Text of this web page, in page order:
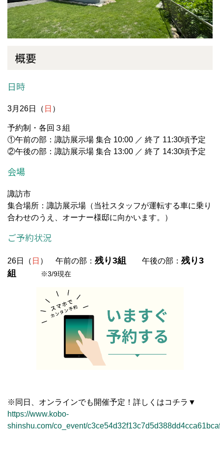
概要
日時
3月26日（ 日 ）
予約制・各回３組
①午前の部：諏訪展示場 集合 10:00 ／ 終了 11:30頃予定
②午後の部：諏訪展示場 集合 13:00 ／ 終了 14:30頃予定
会場
諏訪市
集合場所：諏訪展示場（当社スタッフが運転する車に乗り
合わせのうえ、オーナー様邸に向かいます。）
ご予約状況
26日（ 日 ） 午前の部： 残り3組 午後の部： 残り3
組
※3/9現在
※同日、オンラインでも開催予定！詳しくはコチラ▼
https://www.kobo-
shinshu.com/co_event/